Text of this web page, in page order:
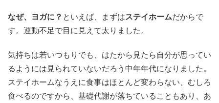
なぜ、ヨガに？ といえば、まずはステイホームだからで
す。運動不足で目に見えて太りました。
気持ちは若いつもりでも、はたから見たら自分が思ってい
るようには見られていないだろう中年年代になりました。
ステイホームなうえに食事はほとんど変わらない、むしろ
食べるのですから、基礎代謝が落ちていることもあり、あ